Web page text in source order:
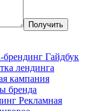
брендинг Гайдбук
лендинга
кампания
бренда
Рекламная